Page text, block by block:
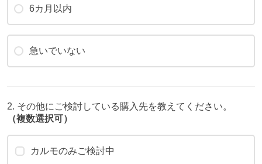
6カ月以内
急いでいない
2. その他にご検討している購入先を教えてください。
（複数選択可）
カルモのみご検討中